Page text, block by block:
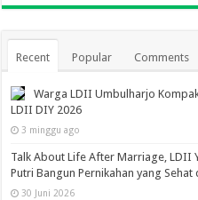
Recent Popular Comments
Warga LDII Umbulharjo
LDII DIY 2026
3 minggu ago
Talk About Life After Marriage, LDII
Putri Bangun Pernikahan yang Sehat
30 Juni 2026